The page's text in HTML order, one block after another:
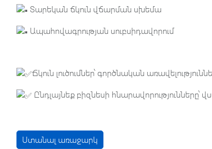
Տարեկան ճկուն վճարման սխեմա
Ապահովագրության սուբսիդավորում
Ճկուն լուծումներ՝ գործնական
Ընդլայնեք բիզնեսի հնարավորությունները՝
Ստանալ առաջարկ